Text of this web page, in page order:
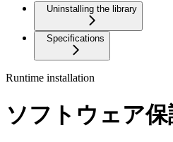
Uninstalling the library
Specifications
Runtime installation
ソフトウェア保